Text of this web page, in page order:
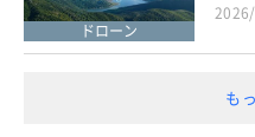
ドローン
も